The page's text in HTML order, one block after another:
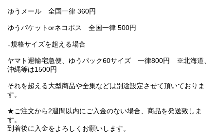
ゆうメール 全国一律 360円
ゆうパケットorネコポス 全国一律 500円
↓規格サイズを超える場合
ヤマト運輸宅急便、ゆうパック60サイズ 一律800円 ※北海道、
沖縄等は1500円
それを超える大型商品や全集などは別途設定させて頂いておりま
す。
★ご注文から2週間以内にご入金のない場合、商品を発送致しま
す。
到着後に入金をよろしくお願いします。